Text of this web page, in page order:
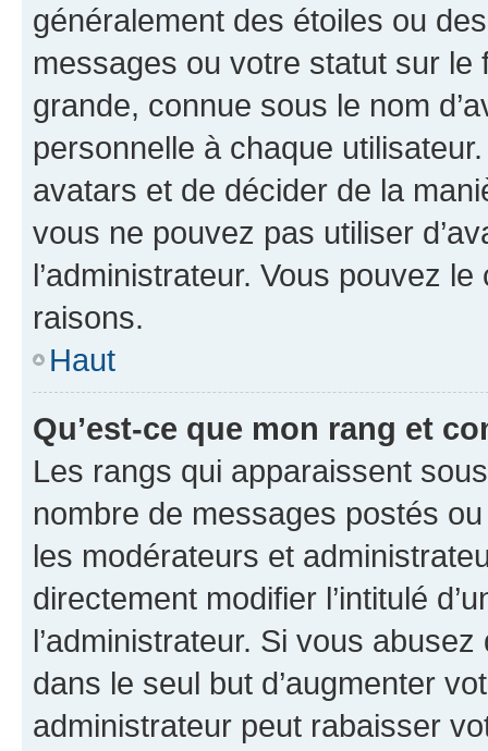
généralement des étoiles ou
messages ou votre statut sur
grande, connue sous le nom
personnelle à chaque utilisateur.
avatars et de décider de la
vous ne pouvez pas utiliser
l’administrateur. Vous pouvez
raisons.
Haut
Qu’est-ce que mon rang et
Les rangs qui apparaissent
nombre de messages postés
les modérateurs et
directement modifier l’intitulé
l’administrateur. Si vous
dans le seul but d’augmenter
administrateur peut rabaisser